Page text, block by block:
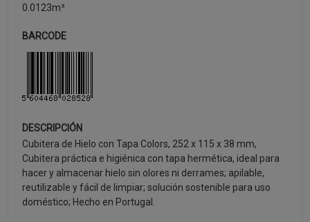
0.0123m³
BARCODE
DESCRIPCIÓN
Cubitera de Hielo con Tapa Colors, 252 x 115 x 38 mm,
Cubitera práctica e higiénica con tapa hermética, ideal para
hacer y almacenar hielo sin olores ni derrames; apilable,
reutilizable y fácil de limpiar; solución sostenible para uso
doméstico; Hecho en Portugal.